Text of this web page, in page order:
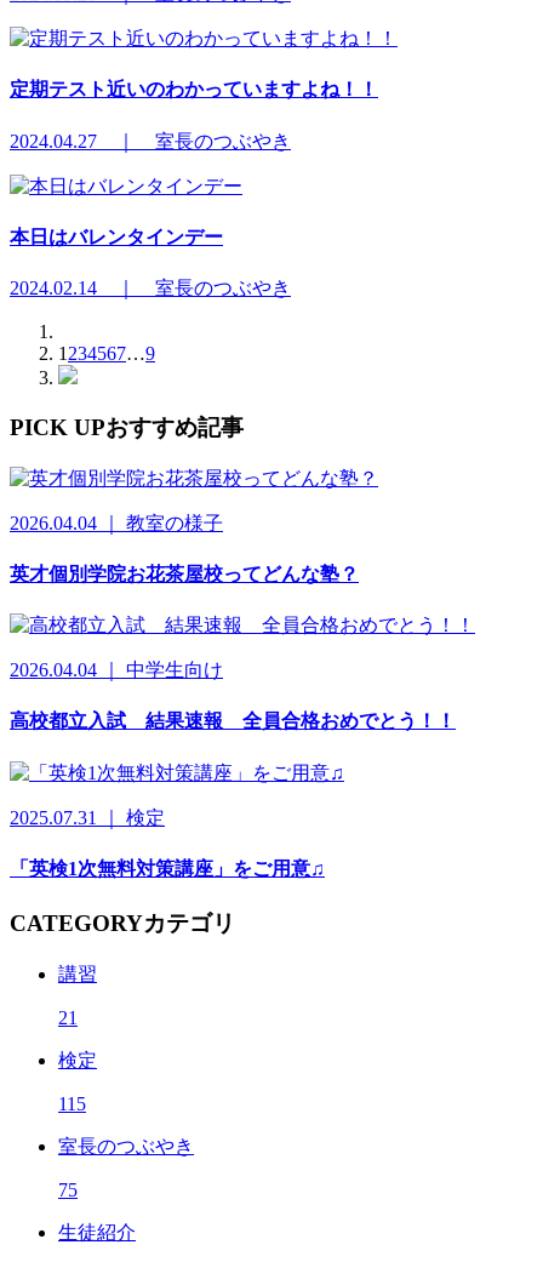
定期テスト近いのわかっていますよね！！
2024.04.27 ｜ 室長のつぶやき
本日はバレンタインデー
2024.02.14 ｜ 室長のつぶやき
1 234567…9
PICK UPおすすめ記事
2026.04.04 ｜ 教室の様子
英才個別学院お花茶屋校ってどんな塾？
2026.04.04 ｜ 中学生向け
高校都立入試 結果速報 全員合格おめでとう！！
2025.07.31 ｜ 検定
「英検1次無料対策講座」をご用意♫
CATEGORYカテゴリ
講習
21
検定
115
室長のつぶやき
75
生徒紹介